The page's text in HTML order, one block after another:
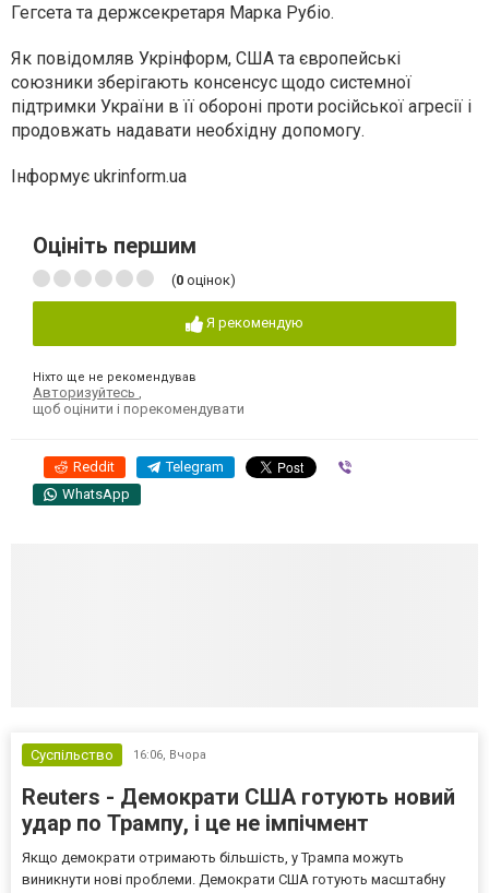
Гегсета та держсекретаря Марка Рубіо.
Як повідомляв Укрінформ, США та європейські
союзники зберігають консенсус щодо системної
підтримки України в її обороні проти російської агресії і
продовжать надавати необхідну допомогу.
Інформує ukrinform.ua
Оцініть першим
(0 оцінок)
Я рекомендую
Ніхто ще не рекомендував
Авторизуйтесь
щоб оцінити і порекомендувати
Reddit Telegram
WhatsApp
Суспільство 16:06, Вчора
Reuters - Демократи США готують новий
удар по Трампу, і це не імпічмент
Якщо демократи отримають більшість, у Трампа можуть
виникнути нові проблеми. Демократи США готують масштабну